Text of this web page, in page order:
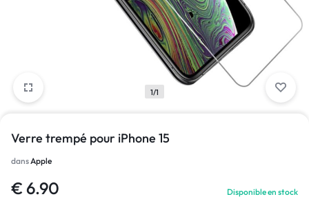
1/1
Verre trempé pour iPhone 15
dansApple
€ 6.90 Disponible en stock